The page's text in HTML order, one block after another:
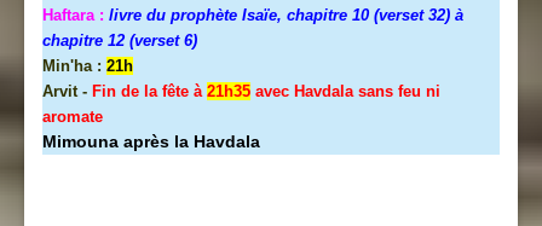
Haftara : livre du prophète Isaïe, chapitre 10 (verset 32) à
chapitre 12 (verset 6)
Min'ha : 21h
Arvit - Fin de la fête à 21h35 avec Havdala sans feu ni
aromate
Mimouna après la Havdala